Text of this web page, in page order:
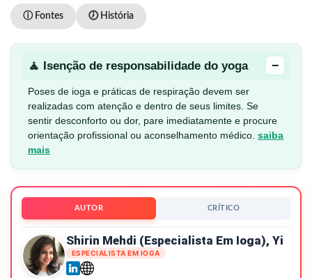
ⓘ Fontes 🕖 História
🧘 Isenção de responsabilidade do yoga −
Poses de ioga e práticas de respiração devem ser
realizadas com atenção e dentro de seus limites. Se
sentir desconforto ou dor, pare imediatamente e procure
orientação profissional ou aconselhamento médico. saiba
mais
AUTOR CRÍTICO
Shirin Mehdi (especialista Em Ioga), Yi
ESPECIALISTA EM IOGA